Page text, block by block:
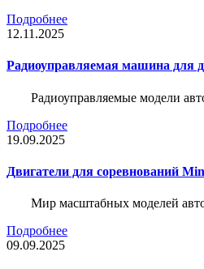
Подробнее
12.11.2025
Радиоуправляемая машина для
Радиоуправляемые модели
Подробнее
19.09.2025
Двигатели для соревнований
Мир масштабных моделей
Подробнее
09.09.2025